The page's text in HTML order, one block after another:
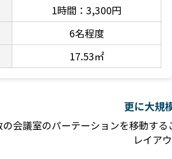
1時間：3,300円
6名程度
17.53㎡
更に大規
の会議室のパーテーションを移動する
レイア